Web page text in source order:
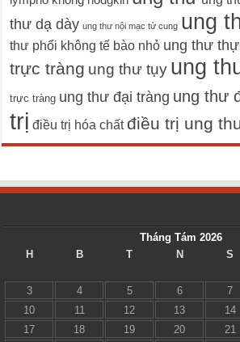
thư dạ dày ung thư nội mạc tử cung ung
thư phổi không tế bào nhỏ ung thư
trực tràng ung thư tụy ung
trực tràng ung thư đại tràng ung thư
trị điều trị hóa chất điều trị ung
Tháng Tám 2026
H
B T N S
3
4 5 6 7
10
11 12 13 14
17
18 19 20 21